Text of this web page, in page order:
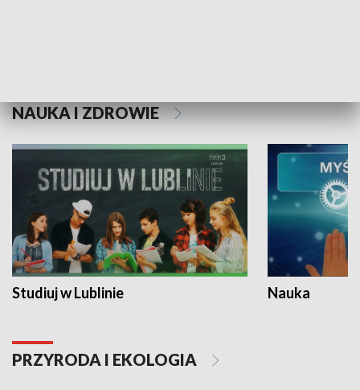
NAUKA I ZDROWIE
Studiuj w Lublinie Nauka
PRZYRODA I EKOLOGIA